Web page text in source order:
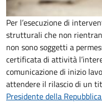
Per l’esecuzione di
strutturali che non
non sono soggetti a
certificata di attività
comunicazione di inizio
attendere il rilascio di un
Presidente della